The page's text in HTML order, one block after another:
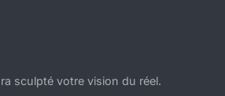
sculpté votre vision du réel.